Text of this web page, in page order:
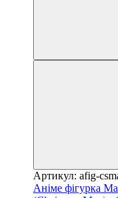
Артикул: afig-
Аніме фігурка